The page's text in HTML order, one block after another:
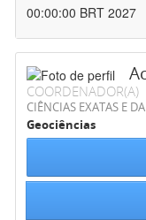
00:00:00 BRT 2027
COORDENADOR(A)
CIÊNCIAS EXATAS E
Geociências